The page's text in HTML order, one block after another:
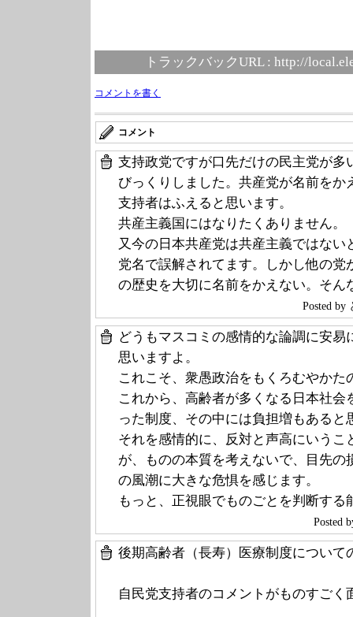
トラックバックURL : http://
コメントを書く
コメント
支持政党ですが口先だけの民主党が多
びっくりしました。共産党が名前をか
支持者はふえると思います。
共産主義国にはなりたくありません。
又今の日本共産党は共産主義ではない
党名で誤解されてます。しかし他の党
の歴史を大切に名前をかえない。そん
Posted by
どうもマスコミの感情的な論調に安
思いますよ。
これこそ、衆愚政治をもくろむやかた
これから、高齢者が多くなる日本社
った制度、その中には負担増もある
それを感情的に、反対と声高にいうこ
が、ものの本質を考えないで、目先の
の風潮に大きな危惧を感じます。
もっと、正視眼でものごとを判断する
Posted
後期高齢者（長寿）医療制度について
自民党支持者のコメントがものすごく